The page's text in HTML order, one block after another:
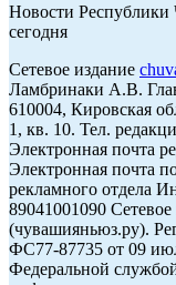
Новости Республики
сегодня
Сетевое издание
Ламбринаки А.В.
610004, Кировская
1, кв. 10. Тел.
Электронная почта
Электронная почта
рекламного отдела
89041001090 Сетевое
(чувашияньюз.ру).
ФС77-87735 от 09
Федеральной